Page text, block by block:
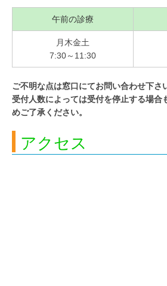
午前の診療
月木金土
7:30～11:30
ご不明な点は窓口にてお問い合わせ下さ
受付人数によっては受付を停止する場合
めご了承ください。
アクセス